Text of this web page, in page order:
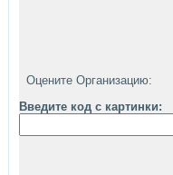
Оцените Организацию:
Введите код с картинки: